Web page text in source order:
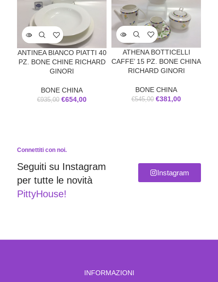
ANTINEA BIANCO PIATTI 40
PZ. BONE CHINE RICHARD
GINORI
BONE CHINA
€935,00 €654,00
ATHENA BOTTICELLI
CAFFE’ 15 PZ. BONE CHINA
RICHARD GINORI
BONE CHINA
€545,00 €381,00
Connettiti con noi.
Seguiti su Instagram
per tutte le novità
PittyHouse!
Instagram
INFORMAZIONI